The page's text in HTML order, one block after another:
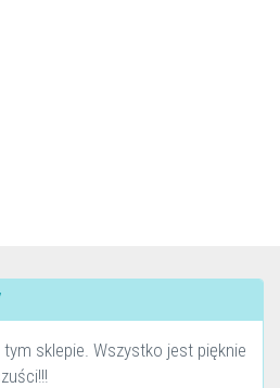
sklepie. Wszystko jest pięknie